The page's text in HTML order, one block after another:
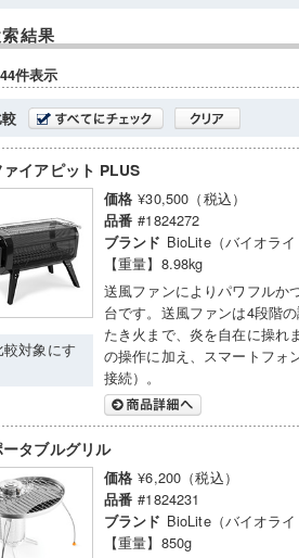
結果
件表示
ァイアピット PLUS
較対象にす
価格 ¥30,500（税込）
品番 #1824272
ブランド BioLite（バイオライ
【重量】8.98kg
送風ファンによりパワフルか
台です。送風ファンは4段階
たき火まで、炎を自在に操れ
の操作に加え、スマートフォ
接続）。
タブルグリル
価格 ¥6,200（税込）
品番 #1824231
ブランド BioLite（バイオライ
【重量】850g